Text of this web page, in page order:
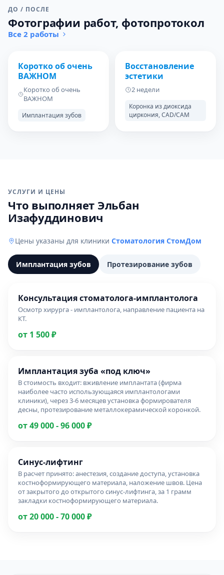
ДО / ПОСЛЕ
Фотографии работ, фотопротокол
Все 2 работы
ДО ПОСЛЕ
Коротко об очень
ВАЖНОМ
Коротко об очень
ВАЖНОМ
Имплантация зубов
ДО ПОСЛЕ
Восстановление
эстетики
2 недели
Коронка из диоксида
циркония, CAD/CAM
УСЛУГИ И ЦЕНЫ
Что выполняет Эльбан
Изафуддинович
Цены указаны для клиники Стоматология СтомДом
Имплантация зубов Протезирование зубов
Консультация стоматолога-имплантолога
Осмотр хирурга - имплантолога, направление пациента на
КТ.
от 1 500 ₽
Имплантация зуба «под ключ»
В стоимость входит: вживление имплантата (фирма
наиболее часто использующаяся имплантологами
клиники), через 3-6 месяцев установка формирователя
десны, протезирование металлокерамической коронкой.
от 49 000 - 96 000 ₽
Синус-лифтинг
В расчет принято: анестезия, создание доступа, установка
костноформирующего материала, наложение швов. Цена
от закрытого до открытого синус-лифтинга, за 1 грамм
закладки костноформирующего материала.
от 20 000 - 70 000 ₽